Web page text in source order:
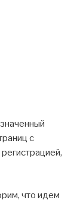
с
что идем